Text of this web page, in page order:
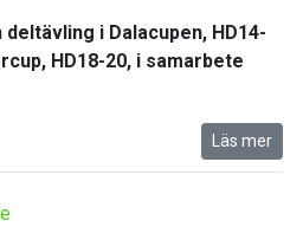
i Dalacupen, HD14-
HD18-20, i samarbete
Läs mer